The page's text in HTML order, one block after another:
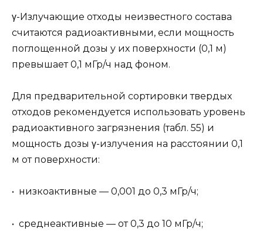
γ-Излучающие отходы неизвестного состава
считаются радиоактивными, если мощность
поглощенной дозы у их поверхности (0,1 м)
превышает 0,1 мГр/ч над фоном.
Для предварительной сортировки твердых
отходов рекомендуется использовать уровень
радиоактивного загрязнения (табл. 55) и
мощность дозы γ-излучения на расстоянии 0,1
м от поверхности:
• низкоактивные — 0,001 до 0,3 мГр/ч;
• среднеактивные — от 0,3 до 10 мГр/ч;